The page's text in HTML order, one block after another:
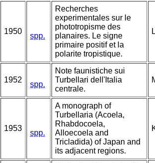
1950
spp.
Recherches
experimentales sur le
phototropisme des
planaires. Le signe
primaire positif et la
polarite tropistique.
1952
spp.
Note faunistiche sui
Turbellari dell'Italia
centrale.
1953
spp.
A monograph of
Turbellaria (Acoela,
Rhabdocoela,
Alloecoela and
Tricladida) of Japan and
its adjacent regions.